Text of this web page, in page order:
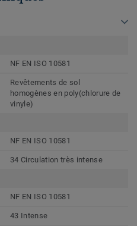
NF EN ISO 10581
Revêtements de sol
homogènes en poly(chlorure de
vinyle)
NF EN ISO 10581
34 Circulation très intense
NF EN ISO 10581
43 Intense